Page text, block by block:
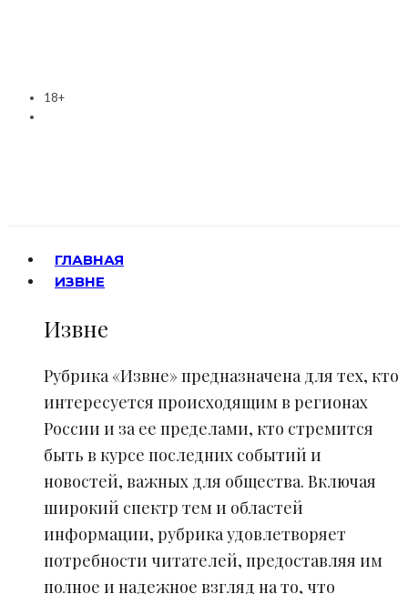
18+
ГЛАВНАЯ
ИЗВНЕ
Извне
Рубрика «Извне» предназначена для тех, кто
интересуется происходящим в регионах
России и за ее пределами, кто стремится
быть в курсе последних событий и
новостей, важных для общества. Включая
широкий спектр тем и областей
информации, рубрика удовлетворяет
потребности читателей, предоставляя им
полное и надежное взгляд на то, что